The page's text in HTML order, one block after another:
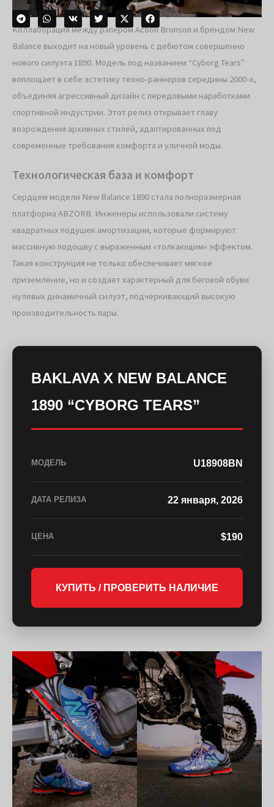
Коллаборация между рэпером Action Bronson и брендом New
Balance выходит на новый уровень с дебютом совершенно
нового силуэта 1890. Модель под названием “Cyborg Tears”
воплощает в себе эстетику техно-раннеров середины 2000-х,
объединяя агрессивный дизайн с передовыми наработками
спортивной индустрии. Этот релиз открывает главу
возрождения архивных стилей, адаптированных под
современные требования комфорта и уличной моды.
Технологическая база и комфорт
Сердцем модели New Balance 1890 стала полноразмерная
платформа ABZORB. Инженеры использовали систему
квадратных подушек амортизации, которые формируют
массивную подошву с выраженным «толкающим» эффектом.
Такая конструкция не только обеспечивает мягкое
приземление, но и создает характерный для беговой обуви
нулевых динамичный силуэт, подчеркивающий высокую
производительность пары.
BAKLAVA X NEW BALANCE
1890 “CYBORG TEARS”
МОДЕЛЬ U18908BN
ДАТА РЕЛИЗА 22 января, 2026
ЦЕНА $190
КУПИТЬ / ПРОВЕРИТЬ НАЛИЧИЕ